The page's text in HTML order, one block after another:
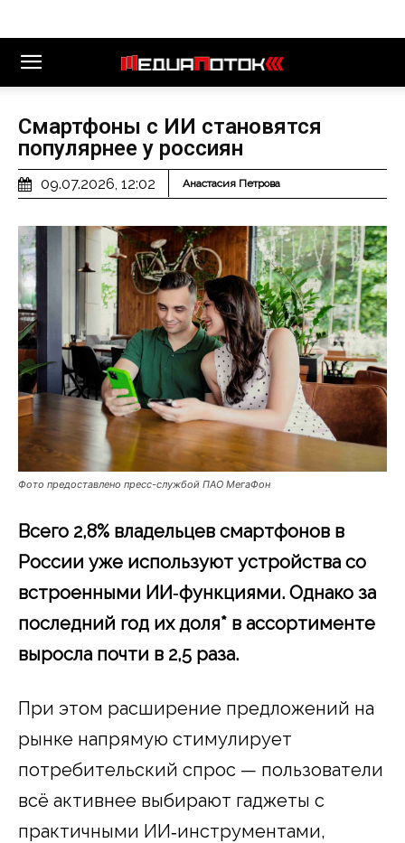
Смартфоны с ИИ становятся
популярнее у россиян
09.07.2026, 12:02 Анастасия Петрова
Фото предоставлено пресс-службой ПАО МегаФон
Всего 2,8% владельцев смартфонов в
России уже используют устройства со
встроенными ИИ‑функциями. Однако за
последний год их доля* в ассортименте
выросла почти в 2,5 раза.
При этом расширение предложений на
рынке напрямую стимулирует
потребительский спрос — пользователи
всё активнее выбирают гаджеты с
практичными ИИ‑инструментами,